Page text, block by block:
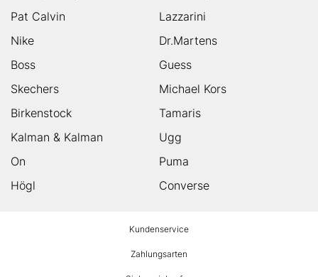
Pat Calvin
Lazzarini
Nike
Dr.Martens
Boss
Guess
Skechers
Michael Kors
Birkenstock
Tamaris
Kalman & Kalman
Ugg
On
Puma
Högl
Converse
Kundenservice
Zahlungsarten